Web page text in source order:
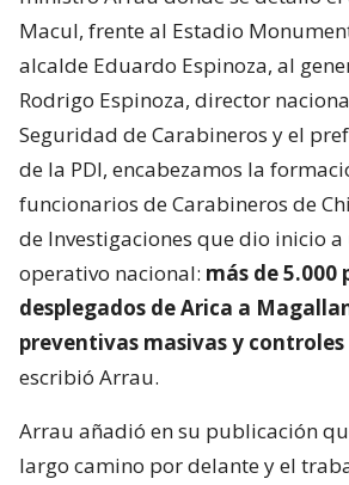
Macul, frente al Estadio
alcalde Eduardo Espinoza, al
Rodrigo Espinoza, director
Seguridad de Carabineros y el
de la PDI, encabezamos la
funcionarios de Carabineros de
de Investigaciones que dio inicio
operativo nacional: más de 5.000
desplegados de Arica a
preventivas masivas y
escribió Arrau.
Arrau añadió en su publicación
largo camino por delante y el